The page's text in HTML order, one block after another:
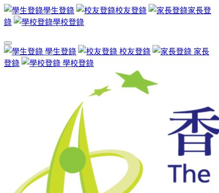
學生登錄 校友登錄
家長登
錄
學校登錄
學生登錄 校友登錄
家長
登錄
學校登錄